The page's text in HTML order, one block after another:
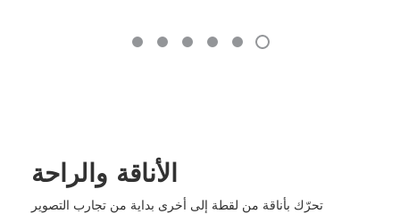
الأناقة والراحة
تحرّك بأناقة من لقطة إلى أخرى بداية من تجارب التصوير